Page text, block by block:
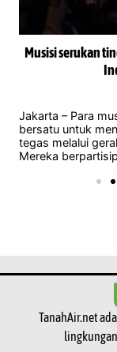
Musisi serukan
Jakarta – Para
bersatu untuk
tegas melalui
Mereka
TanahAir.net